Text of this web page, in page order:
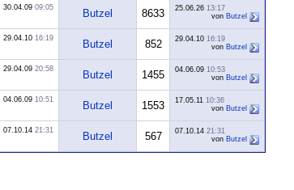
30.04.09 09:05 Butzel 8633 25.06.26 13:17
von Butzel
29.04.10 16:19 Butzel 852 29.04.10 16:19
von Butzel
29.04.09 20:58 Butzel 1455 04.06.09 10:53
von Butzel
04.06.09 10:51 Butzel 1553 17.05.11 10:36
von Butzel
07.10.14 21:31 Butzel 567 07.10.14 21:31
von Butzel